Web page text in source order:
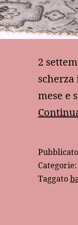
2
mese e
Taggato